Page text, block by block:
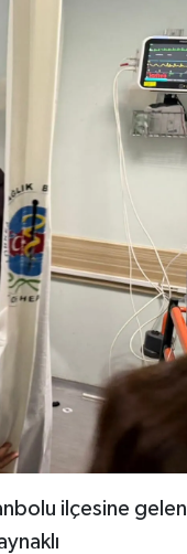
ilçesine gelen